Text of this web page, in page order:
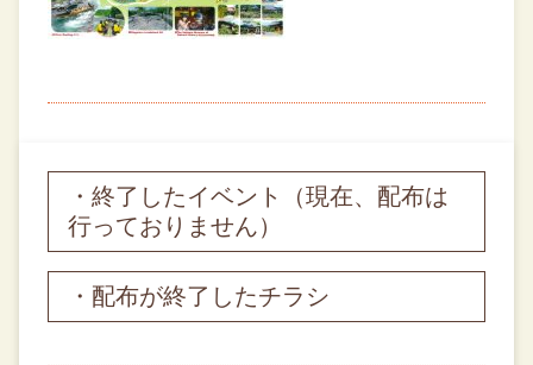
・終了したイベント（現在、配布は
行っておりません）
・配布が終了したチラシ